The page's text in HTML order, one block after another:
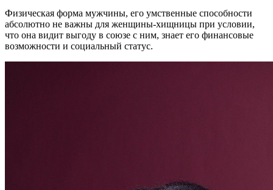
Физическая форма мужчины, его умственные способности
абсолютно не важны для женщины-хищницы при условии,
что она видит выгоду в союзе с ним, знает его финансовые
возможности и социальный статус.